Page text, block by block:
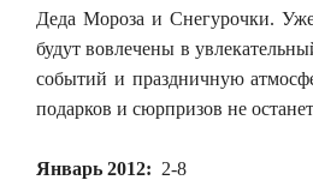
Деда Мороза и Снегурочки.
будут вовлечены в
событий и праздничную
подарков и сюрпризов не
Январь 2012: 2-8